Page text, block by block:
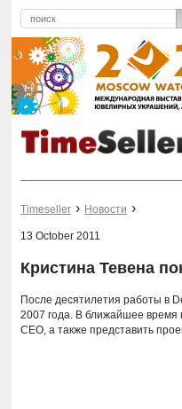
Timeseller Новости
13 October 2011
Кристина Тевена
После десятилетия работы в
2007 года. В ближайшее время
CEO, а также представить